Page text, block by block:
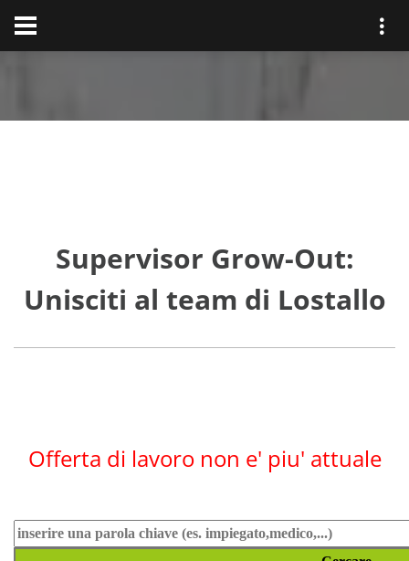
Supervisor Grow-Out:
Unisciti al team di Lostallo
Offerta di lavoro non e' piu' attuale